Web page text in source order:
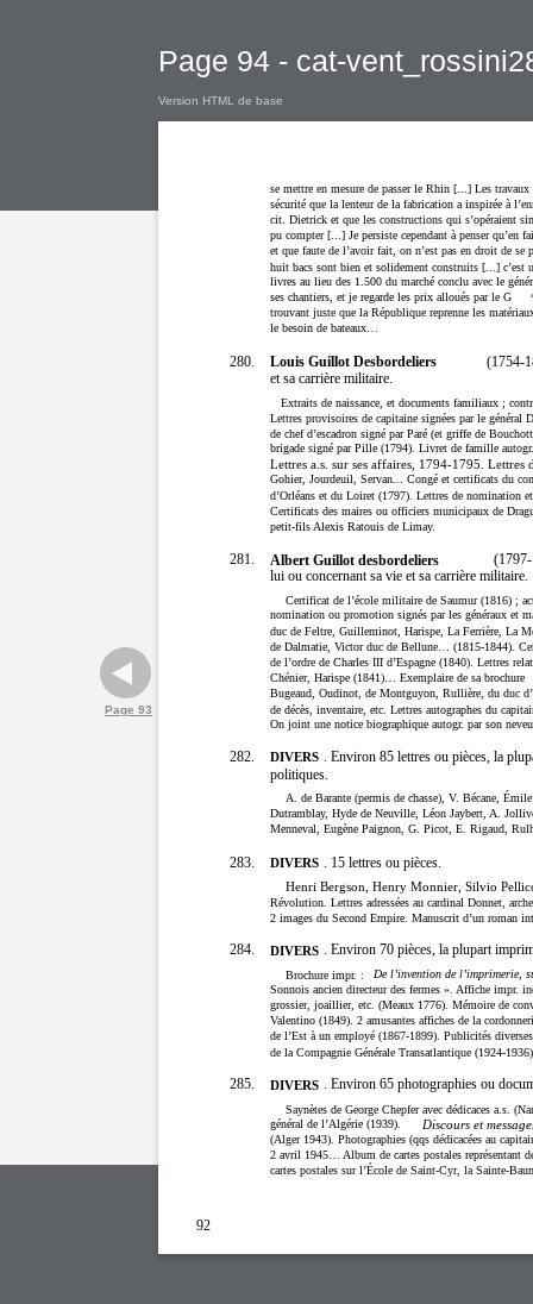
Page 94 - cat-
Version HTML de base
Page 93
92
se mettre en mesure de passer le Rhin [...] Les
sécurité que la lenteur de la fabrication a inspirée à
cit. Dietrick et que les constructions qui s’opéraient
pu compter [...] Je persiste cependant à penser qu’en
et que faute de l’avoir fait, on n’est pas en droit de se
huit bacs sont bien et solidement construits [...]
livres au lieu des 1.500 du marché conclu avec le
ses chantiers, et je regarde les prix alloués par le G
trouvant juste que la République reprenne les
le besoin de bateaux…
280. Louis Guillot Desbordeliers
(1754-
et sa carrière militaire.
Extraits de naissance, et documents familiaux ;
Lettres provisoires de capitaine signées par le
de chef d’escadron signé par Paré (et griffe de
brigade signé par Pille (1794). Livret de famille
Lettres a.s. sur ses affaires, 1794-1795. Lettres
Gohier, Jourdeuil, Servan... Congé et certificats du
d’Orléans et du Loiret (1797). Lettres de nomination
Certificats des maires ou officiers municipaux de
petit-fils Alexis Ratouis de Limay.
281. Albert Guillot desbordeliers
lui ou concernant sa vie et sa carrière militaire.
Certificat de l’école militaire de Saumur (1816) ;
nomination ou promotion signés par les généraux et
duc de Feltre, Guilleminot, Harispe, La Ferrière, La
de Dalmatie, Victor duc de Bellune… (1815-1844).
de l’ordre de Charles III d’Espagne (1840). Lettres
Chénier, Harispe (1841)… Exemplaire de sa brochure
Bugeaud, Oudinot, de Montguyon, Rullière, du duc
de décès, inventaire, etc. Lettres autographes du
On joint une notice biographique autogr. par son
282. DIVERS . Environ 85 lettres ou pièces, la
politiques.
A. de Barante (permis de chasse), V. Bécane,
Dutramblay, Hyde de Neuville, Léon Jaybert, A.
Menneval, Eugène Paignon, G. Picot, E. Rigaud,
283. DIVERS . 15 lettres ou pièces.
Henri Bergson, Henry Monnier, Silvio
Révolution. Lettres adressées au cardinal Donnet,
2 images du Second Empire. Manuscrit d’un roman
284. DIVERS . Environ 70 pièces, la plupart
Brochure impr. :
De l’invention de l’imprimerie,
Sonnois ancien directeur des fermes ». Affiche impr.
grossier, joaillier, etc. (Meaux 1776). Mémoire de
Valentino (1849). 2 amusantes affiches de la
de l’Est à un employé (1867-1899). Publicités
de la Compagnie Générale Transatlantique (1924-
285. DIVERS . Environ 65 photographies ou
Saynètes de George Chepfer avec dédicaces a.s.
général de l’Algérie (1939).
Discours et
(Alger 1943). Photographies (qqs dédicacées au
2 avril 1945… Album de cartes postales représentant
cartes postales sur l’École de Saint-Cyr, la Sainte-